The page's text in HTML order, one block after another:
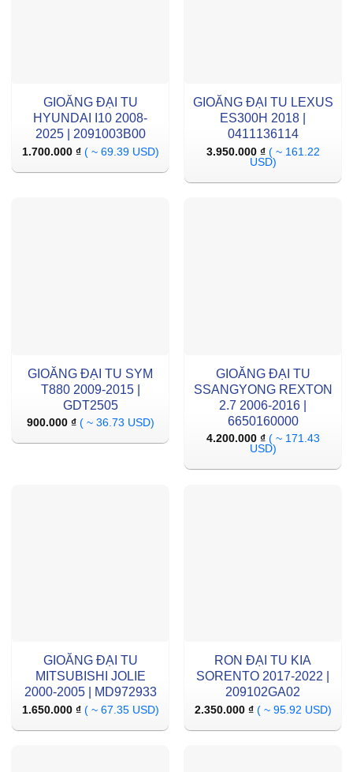
GIOĂNG ĐẠI TU
HYUNDAI I10 2008-
2025 | 2091003B00
1.700.000 ₫ ( ~ 69.39 USD)
GIOĂNG ĐẠI TU LEXUS
ES300H 2018 |
0411136114
3.950.000 ₫ ( ~ 161.22
USD)
GIOĂNG ĐẠI TU SYM
T880 2009-2015 |
GDT2505
900.000 ₫ ( ~ 36.73 USD)
GIOĂNG ĐẠI TU
SSANGYONG REXTON
2.7 2006-2016 |
6650160000
4.200.000 ₫ ( ~ 171.43
USD)
GIOĂNG ĐẠI TU
MITSUBISHI JOLIE
2000-2005 | MD972933
1.650.000 ₫ ( ~ 67.35 USD)
RON ĐẠI TU KIA
SORENTO 2017-2022 |
209102GA02
2.350.000 ₫ ( ~ 95.92 USD)